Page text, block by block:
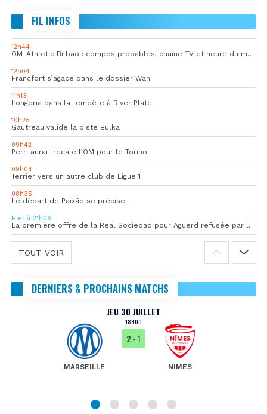
FIL INFOS
12h44
OM-Athletic Bilbao : compos probables, chaîne TV et heure du match
12h04
Francfort s’agace dans le dossier Wahi
11h13
Longoria dans la tempête à River Plate
10h25
Gautreau valide la piste Bulka
09h42
Perri aurait recalé l’OM pour le Torino
09h04
Terrier vers un autre club de Ligue 1
08h35
Le départ de Paixão se précise
Hier à 21h06
La première offre de la Real Sociedad pour Aguerd refusée par l’OM
TOUT VOIR
DERNIERS & PROCHAINS MATCHS
JEU 30 JUILLET
18H00
MARSEILLE
2 - 1
NIMES